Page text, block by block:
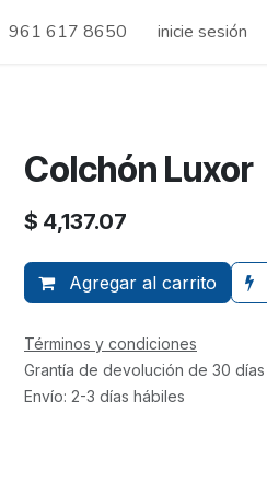
961 617 8650 inicie sesión
Colchón Luxor
$ 4,137.07
Agregar al carrito
Términos y condiciones
Grantía de devolución de 30 días
Envío: 2-3 días hábiles